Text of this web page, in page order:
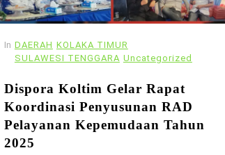
In DAERAH KOLAKA TIMUR
SULAWESI TENGGARA Uncategorized
Dispora Koltim Gelar Rapat
Koordinasi Penyusunan RAD
Pelayanan Kepemudaan Tahun
2025